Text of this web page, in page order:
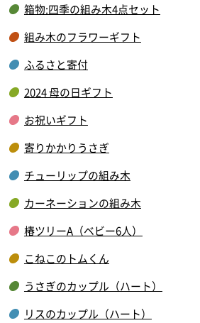
箱物:四季の組み木4点セット
組み木のフラワーギフト
ふるさと寄付
2024 母の日ギフト
お祝いギフト
寄りかかりうさぎ
チューリップの組み木
カーネーションの組み木
椿ツリーA（ベビー6人）
こねこのトムくん
うさぎのカップル（ハート）
リスのカップル（ハート）